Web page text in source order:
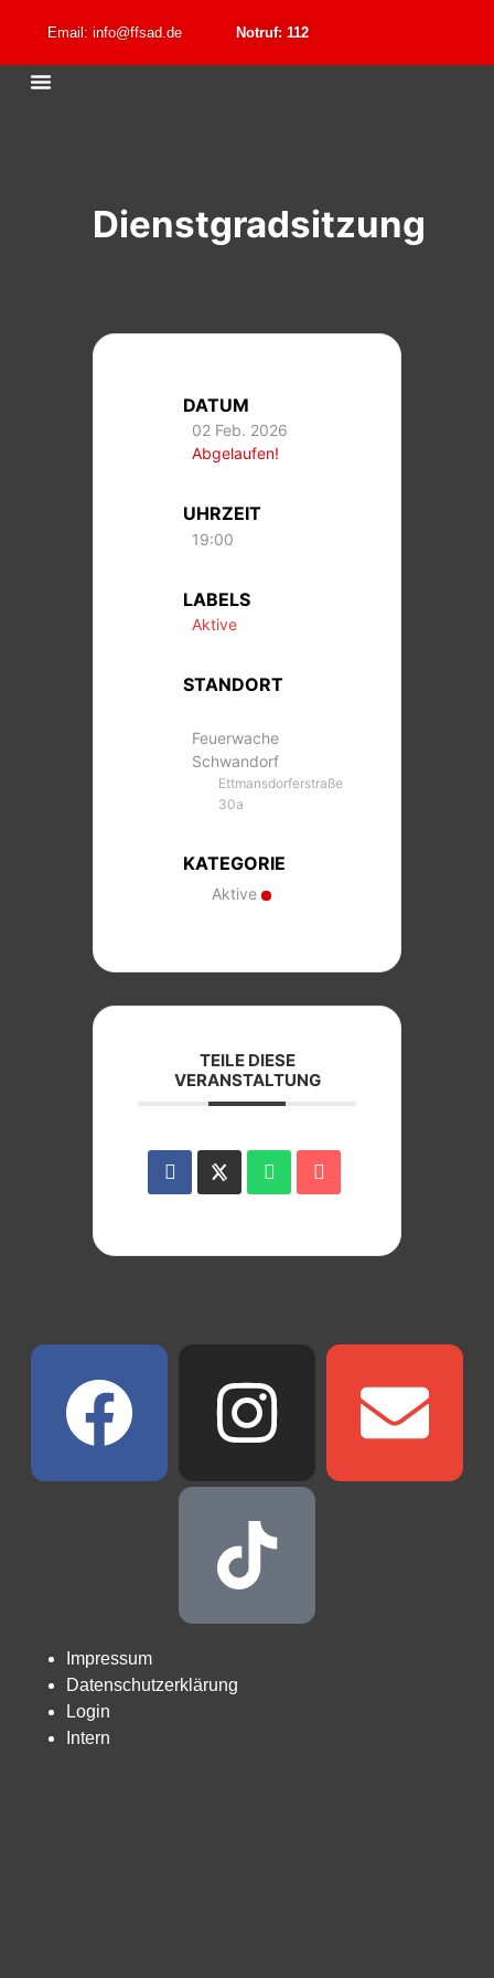
Email: info@ffsad.de Notruf: 112
Dienstgradsitzung
DATUM
02 Feb. 2026
Abgelaufen!
UHRZEIT
19:00
LABELS
Aktive
STANDORT
Feuerwache
Schwandorf
Ettmansdorferstraße
30a
KATEGORIE
Aktive
TEILE DIESE
VERANSTALTUNG
Impressum
Datenschutzerklärung
Login
Intern